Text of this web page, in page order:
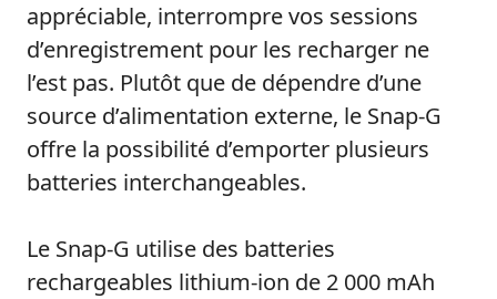
appréciable, interrompre vos sessions
d’enregistrement pour les recharger ne
l’est pas. Plutôt que de dépendre d’une
source d’alimentation externe, le Snap-G
offre la possibilité d’emporter plusieurs
batteries interchangeables.
Le Snap-G utilise des batteries
rechargeables lithium-ion de 2 000 mAh